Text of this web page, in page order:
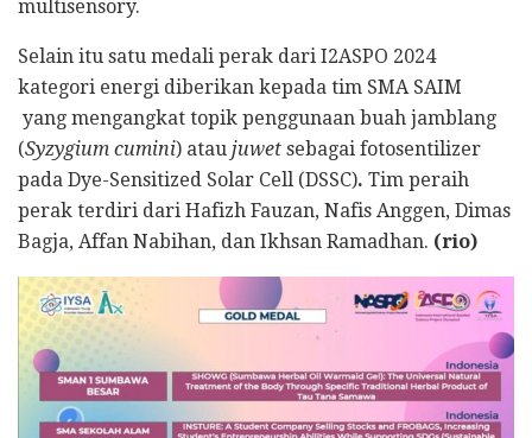
multisensory.
Selain itu satu medali perak dari I2ASPO 2024
kategori energi diberikan kepada tim SMA SAIM
yang mengangkat topik penggunaan buah jamblang
(Syzygium cumini) atau juwet sebagai fotosentilizer
pada Dye-Sensitized Solar Cell (DSSC). Tim peraih
perak terdiri dari Hafizh Fauzan, Nafis Anggen, Dimas
Bagja, Affan Nabihan, dan Ikhsan Ramadhan. (rio)